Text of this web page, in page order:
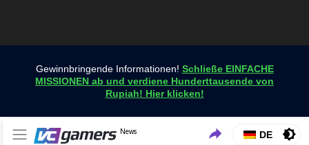
Gewinnbringende Informationen! Schließe EINFACHE
MISSIONEN ab und verdiene Hunderttausende von
Rupiah! Hier klicken!
VCGamers-Neuigkeiten
News
Holen Sie sich die neuesten Spielnachrichten nur bei
VCGamers
DE